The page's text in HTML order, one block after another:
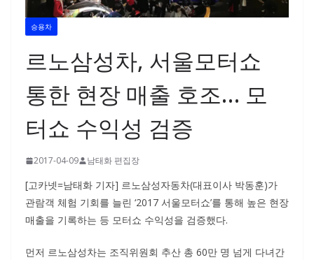
승용차
르노삼성차, 서울모터쇼
통한 현장 매출 호조… 모
터쇼 수익성 검증
2017-04-09 남태화 편집장
[고카넷=남태화 기자] 르노삼성자동차(대표이사 박동훈)가
관람객 체험 기회를 늘린 ‘2017 서울모터쇼’를 통해 높은 현장
매출을 기록하는 등 모터쇼 수익성을 검증했다.
먼저 르노삼성차는 조직위원회 추산 총 60만 명 넘게 다녀간